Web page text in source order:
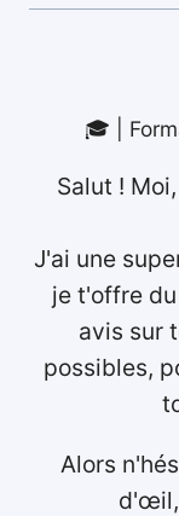
🎓 |
Salut !
J'ai une
je t'offre
avis sur
possibles,
Alors
d'œil,